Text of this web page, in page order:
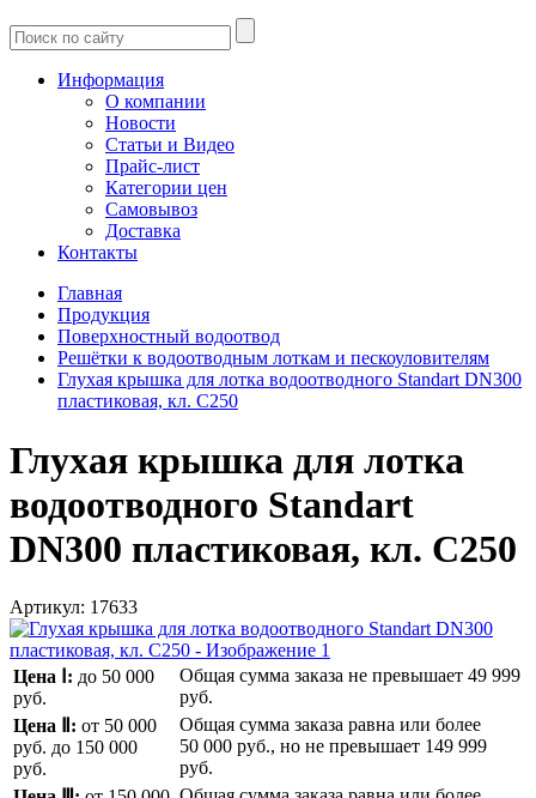
Информация
О компании
Новости
Статьи и Видео
Прайс-лист
Категории цен
Самовывоз
Доставка
Контакты
Главная
Продукция
Поверхностный водоотвод
Решётки к водоотводным лоткам и пескоуловителям
Глухая крышка для лотка водоотводного Standart DN300
пластиковая, кл. С250
Глухая крышка для лотка
водоотводного Standart
DN300 пластиковая, кл. С250
Артикул: 17633
Цена Ⅰ: до 50 000
руб.
Общая сумма заказа не превышает 49 999
руб.
Цена Ⅱ: от 50 000
руб. до 150 000
руб.
Общая сумма заказа равна или более
50 000 руб., но не превышает 149 999
руб.